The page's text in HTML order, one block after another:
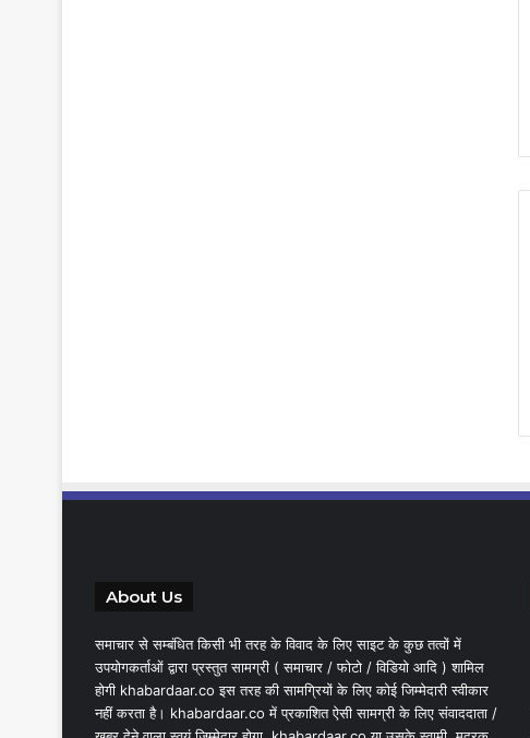
About Us
समाचार से सम्बंधित किसी भी तरह के विवाद के लिए साइट के कुछ तत्वों में
उपयोगकर्ताओं द्वारा प्रस्तुत सामग्री ( समाचार / फोटो / विडियो आदि ) शामिल
होगी khabardaar.co इस तरह की सामग्रियों के लिए कोई जिम्मेदारी स्वीकार
नहीं करता है। khabardaar.co में प्रकाशित ऐसी सामग्री के लिए संवाददाता /